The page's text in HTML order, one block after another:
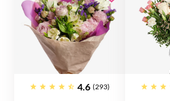
4.6 (293)